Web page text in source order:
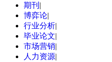
期刊 |
博弈论|
行业分析|
毕业论文|
市场营销|
人力资源|